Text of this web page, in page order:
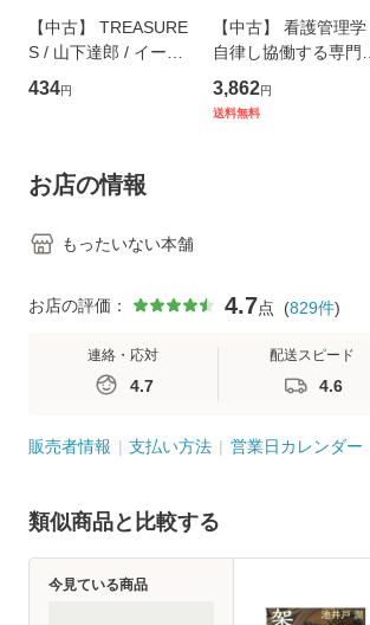
【中古】 TREASURE
S / 山下達郎 / イース
トウエスト・ジャパン
[CD]【メール便送料無
434円
【中古】 看護管理学
自律し協働する専門職
の看護マネジメントス
キル 改訂第3版 (看護
3,862円
送料無料
お店の情報
もったいない本舗
お店の評価： 4.7点 (829件)
連絡・応対
4.7
配送スピード
4.6
販売者情報 支払い方法 営業日カレンダー
類似商品と比較する
今見ている商品